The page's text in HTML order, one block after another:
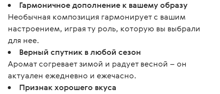
Гармоничное дополнение к вашему образу
Необычная композиция гармонирует с вашим
настроением, играя ту роль, которую вы выбрали
для нее.
Верный спутник в любой сезон
Аромат согревает зимой и радует весной – он
актуален ежедневно и ежечасно.
Признак хорошего вкуса